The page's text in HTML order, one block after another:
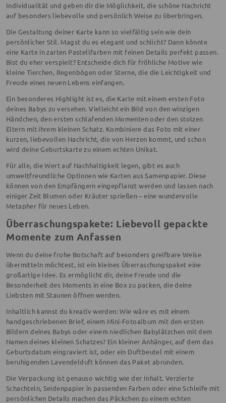
Individualität und geben dir die Möglichkeit, die schöne Nachricht
auf besonders liebevolle und persönlich Weise zu überbringen.
Die Gestaltung deiner Karte kann so vielfältig sein wie dein
persönlicher Stil. Magst du es elegant und schlicht? Dann könnte
eine Karte in zarten Pastellfarben mit feinen Details perfekt passen.
Bist du eher verspielt? Entscheide dich für fröhliche Motive wie
kleine Tierchen, Regenbögen oder Sterne, die die Leichtigkeit und
Freude eines neuen Lebens einfangen.
Ein besonderes Highlight ist es, die Karte mit einem ersten Foto
deines Babys zu versehen. Vielleicht ein Bild von den winzigen
Händchen, den ersten schlafenden Momenten oder den stolzen
Eltern mit ihrem kleinen Schatz. Kombiniere das Foto mit einer
kurzen, liebevollen Nachricht, die von Herzen kommt, und schon
wird deine Geburtskarte zu einem echten Unikat.
Für alle, die Wert auf Nachhaltigkeit legen, gibt es auch
umweltfreundliche Optionen wie Karten aus Samenpapier. Diese
können von den Empfängern eingepflanzt werden und lassen nach
einiger Zeit Blumen oder Kräuter sprießen – eine wundervolle
Metapher für neues Leben.
Überraschungspakete: Liebevoll gepackte
Momente zum Anfassen
Wenn du deine frohe Botschaft auf besonders greifbare Weise
übermitteln möchtest, ist ein kleines Überraschungspaket eine
großartige Idee. Es ermöglicht dir, deine Freude und die
Besonderheit des Moments in eine Box zu packen, die deine
Liebsten mit Staunen öffnen werden.
Inhaltlich kannst du kreativ werden: Wie wäre es mit einem
handgeschriebenen Brief, einem Mini-Fotoalbum mit den ersten
Bildern deines Babys oder einem niedlichen Babylätzchen mit dem
Namen deines kleinen Schatzes? Ein kleiner Anhänger, auf dem das
Geburtsdatum eingraviert ist, oder ein Duftbeutel mit einem
beruhigenden Lavendelduft können das Paket abrunden.
Die Verpackung ist genauso wichtig wie der Inhalt. Verzierte
Schachteln, Seidenpapier in passenden Farben oder eine Schleife mit
persönlichen Details machen das Päckchen zu einem echten